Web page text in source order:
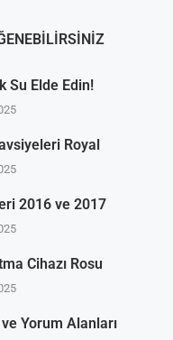
Su Elde Edin!
Royal
2016 ve 2017
Cihazı Rosu
Yorum Alanları